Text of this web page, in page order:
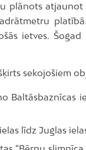
plānots
ietves.
sekojošiem
Baltāsbaznīcas
līdz Juglas